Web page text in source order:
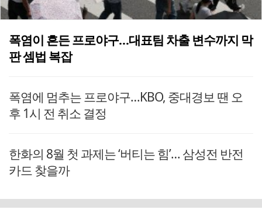
폭염이 흔든 프로야구…대표팀 차출 변수까지 막
판 셈법 복잡
폭염에 멈추는 프로야구…KBO, 중대경보 땐 오
후 1시 전 취소 결정
한화의 8월 첫 과제는 ‘버티는 힘’… 삼성전 반전
카드 찾을까